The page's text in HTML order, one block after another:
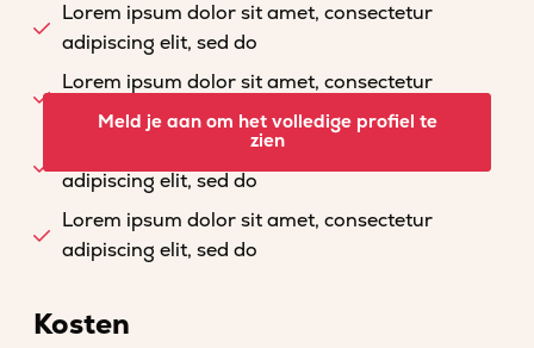
Lorem ipsum dolor sit amet, consectetur
adipiscing elit, sed do
Lorem ipsum dolor sit amet, consectetur
adipiscing elit, sed do
Lorem ipsum dolor sit amet, consectetur
adipiscing elit, sed do
Lorem ipsum dolor sit amet, consectetur
adipiscing elit, sed do
Meld je aan om het volledige profiel te
zien
Kosten